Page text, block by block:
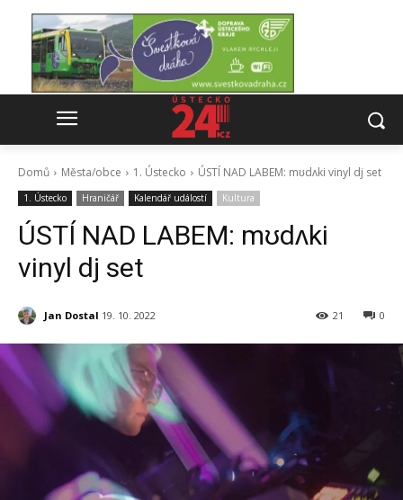
Domů Města/obce 1. Ústecko ÚSTÍ NAD LABEM: mʊdʌki vinyl dj set
1. Ústecko Hraničář Kalendář událostí Kultura
ÚSTÍ NAD LABEM: mʊdʌki
vinyl dj set
Jan Dostal 19. 10. 2022 0
21